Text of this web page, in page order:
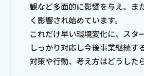
観など多面的に影響を与え、ま
く影響され始めています。
これだけ早い環境変化に、スタ
しっかり対応し今後事業継続す
対策や行動、考え方はどうした